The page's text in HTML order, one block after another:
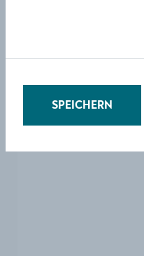
Einstellungen.
SPEICHERN